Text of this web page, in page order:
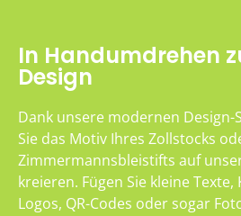
In Handumdrehen
Design
Dank unsere modernen Design-
Sie das Motiv Ihres Zollstocks
Zimmermannsbleistifts auf
kreieren. Fügen Sie kleine
Logos, QR-Codes oder sogar